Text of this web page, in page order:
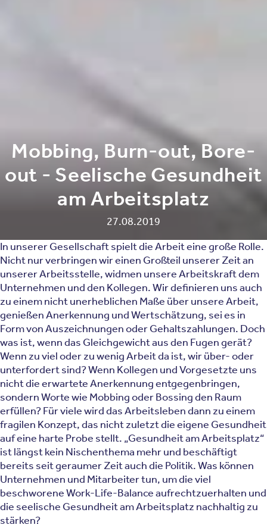
Mobbing, Burn-out, Bore-
out - Seelische Gesundheit
am Arbeitsplatz
27.08.2019
In unserer Gesellschaft spielt die Arbeit eine große Rolle.
Nicht nur verbringen wir einen Großteil unserer Zeit an
unserer Arbeitsstelle, widmen unsere Arbeitskraft dem
Unternehmen und den Kollegen. Wir definieren uns auch
zu einem nicht unerheblichen Maße über unsere Arbeit,
genießen Anerkennung und Wertschätzung, sei es in
Form von Auszeichnungen oder Gehaltszahlungen. Doch
was ist, wenn das Gleichgewicht aus den Fugen gerät?
Wenn zu viel oder zu wenig Arbeit da ist, wir über- oder
unterfordert sind? Wenn Kollegen und Vorgesetzte uns
nicht die erwartete Anerkennung entgegenbringen,
sondern Worte wie Mobbing oder Bossing den Raum
erfüllen? Für viele wird das Arbeitsleben dann zu einem
fragilen Konzept, das nicht zuletzt die eigene Gesundheit
auf eine harte Probe stellt. „Gesundheit am Arbeitsplatz“
ist längst kein Nischenthema mehr und beschäftigt
bereits seit geraumer Zeit auch die Politik. Was können
Unternehmen und Mitarbeiter tun, um die viel
beschworene Work-Life-Balance aufrechtzuerhalten und
die seelische Gesundheit am Arbeitsplatz nachhaltig zu
stärken?